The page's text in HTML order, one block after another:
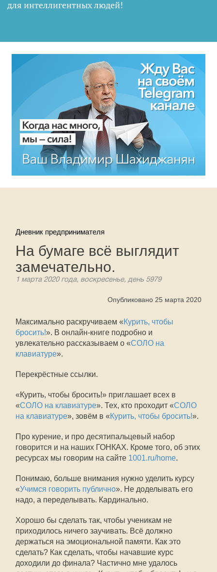
для интеллигентных людей!
Дневник предпринимателя
На бумаге всё выглядит
замечательно.
1 марта 2020 года, воскресенье, день 5979
Опубликовано 25 марта 2020
Максимально раскручиваем «Курить, чтобы
бросить!». В онлайн-книге подробно и
увлекательно рассказываем о «СОЛО на
клавиатуре».
Перекрёстные ссылки.
«Курить, чтобы бросить!» приглашает всех в
«СОЛО на клавиатуре». Тех, кто проходит «СОЛО
на клавиатуре», зовём в «Курить, чтобы бросить!».
Про курение, и про десятипальцевый набор
говорится и на наших ГОНКАХ. Кроме того, об этих
ресурсах мы говорим на сайте 1001.ru/home.
Понимаю, больше внимания нужно уделить курсу
«Учимся говорить публично». Не доделывать его
надо, а переделывать. Кардинально.
Хорошо бы сделать так, чтобы ученикам не
приходилось ничего заучивать. Всё должно
держаться на эмоциональной памяти. Как это
сделать? Как сделать, чтобы начавшие курс
доходили до финала? Частично мне удалось